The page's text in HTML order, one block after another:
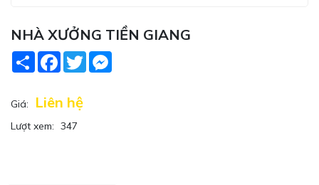
NHÀ XƯỞNG TIỀN GIANG
Share Facebook
Twitter
Giá: Liên hệ
Lượt xem: 347